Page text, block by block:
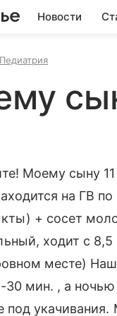
Новости
Педиатрия
Моему сыну
на ГВ
+ сосет
ходит с
месте)
30 мин. , а
под